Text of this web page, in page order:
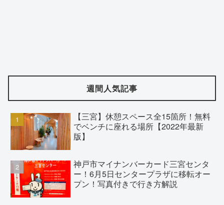
週間人気記事
【三宮】休憩スペース全15箇所！無料
でベンチに座れる場所【2022年最新
版】
神戸市マイナンバーカード三宮センタ
ー！6月5日センタープラザに移転オー
プン！写真付きで行き方解説